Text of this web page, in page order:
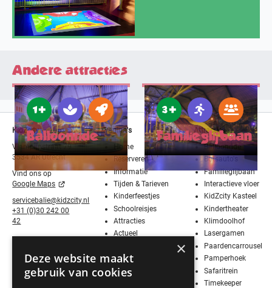
Andere attracties
1 +
Balloonride
3 +
Familieglijbaan
KidZcity
Vlampijpstraat 79
3534 AR Utrecht
Vind ons op
Google Maps
servicebalie@kidzcity.nl
+31 (0)30 242 00
42
Pagina's
Home
Reserveren
Informatie
Tijden & Tarieven
Kinderfeestjes
Schoolreisjes
Attracties
Actueel
Contact
Vier Sinterklaas!
Attracties
Balloonride
Botsauto's
Familieglijbaan
Interactieve vloer
KidZcity Kasteel
Kindertheater
Klimdoolhof
Lasergamen
Paardencarrousel
Pamperhoek
Safaritrein
Timekeeper
×
Deze website maakt
gebruik van cookies